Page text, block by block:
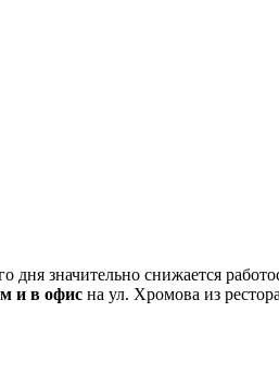
значительно снижается
и в офис на ул. Хромова из